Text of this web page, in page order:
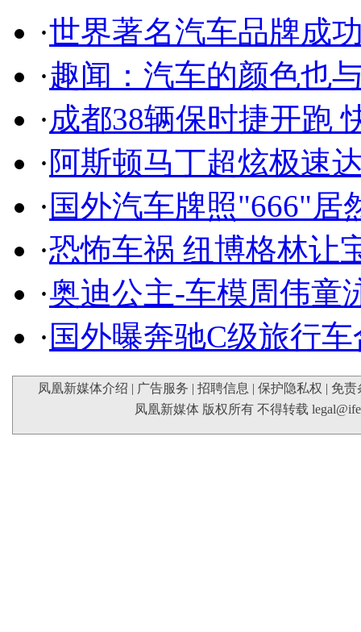
·世界著名汽车品牌成
·趣闻：汽车的颜色也
·成都38辆保时捷开跑
·阿斯顿马丁超炫极速
· 国外汽车牌照"666"居
·恐怖车祸 纽博格林让
·奥迪公主-车模周伟童
· 国外曝奔驰C级旅行
凤凰新媒体介绍 | 广告服务 | 招聘信息 | 保护隐私权 | 免责
凤凰新媒体 版权所有 不得转载